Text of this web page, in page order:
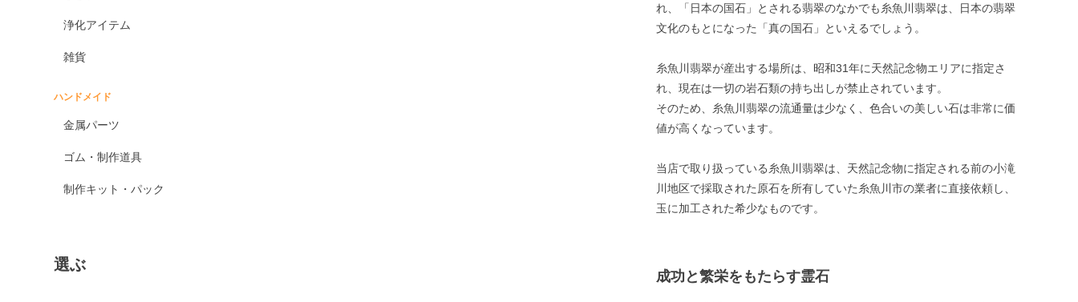
浄化アイテム
雑貨
ハンドメイド
金属パーツ
ゴム・制作道具
制作キット・パック
選ぶ
れ、「日本の国石」とされる翡翠のなかでも糸魚川翡翠は、日本の翡翠
文化のもとになった「真の国石」といえるでしょう。
糸魚川翡翠が産出する場所は、昭和31年に天然記念物エリアに指定さ
れ、現在は一切の岩石類の持ち出しが禁止されています。
そのため、糸魚川翡翠の流通量は少なく、色合いの美しい石は非常に価
値が高くなっています。
当店で取り扱っている糸魚川翡翠は、天然記念物に指定される前の小滝
川地区で採取された原石を所有していた糸魚川市の業者に直接依頼し、
玉に加工された希少なものです。
成功と繁栄をもたらす霊石